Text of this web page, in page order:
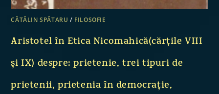
CĂTĂLIN SPĂTARU / FILOSOFIE
Aristotel în Etica Nicomahică(cărțile VIII
și IX) despre: prietenie, trei tipuri de
prietenii, prietenia în democrație,